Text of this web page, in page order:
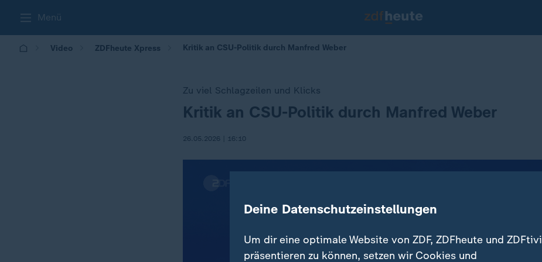
Menü
Video ZDFheute Xpress Kritik an CSU-Politik durch Manfred Weber
Zu viel Schlagzeilen und Klicks
:Kritik an CSU-Politik durch Manfred Weber
26.05.2026 | 16:10
Deine Datenschutzeinstellungen
Um dir eine optimale Website von ZDF, ZDFheute und ZDFtivi
präsentieren zu können, setzen wir Cookies und